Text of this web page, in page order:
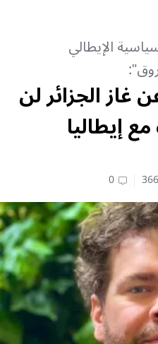
الإيطالي
الجزائر لن
إيطاليا
0